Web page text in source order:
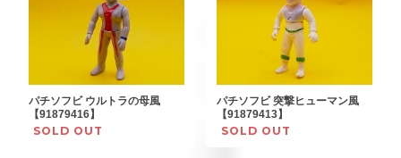
パチソフビ ウルトラの母風
【91879416】
SOLD OUT
パチソフビ 突撃ヒューマン風
【91879413】
SOLD OUT